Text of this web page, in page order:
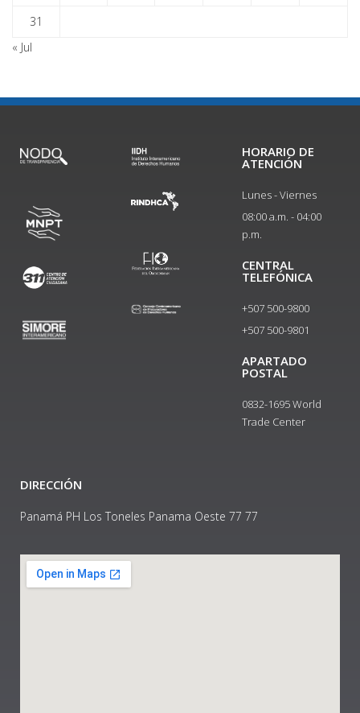
31
« Jul
HORARIO DE
ATENCIÓN
Lunes - Viernes
08:00 a.m. - 04:00
p.m.
CENTRAL
TELEFÓNICA
+507 500-9800
+507 500-9801​
APARTADO
POSTAL
0832-1695 World
Trade Center
DIRECCIÓN
Panamá PH Los Toneles Panama Oeste 77 77